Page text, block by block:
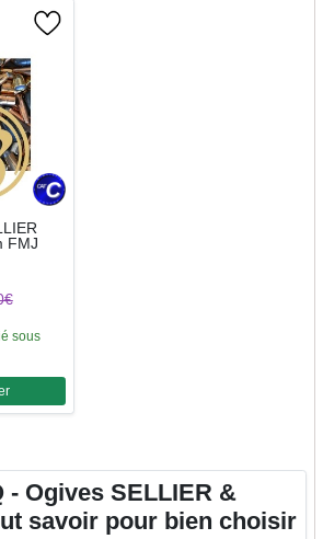
FMJ
sous
- Ogives SELLIER &
savoir pour bien choisir